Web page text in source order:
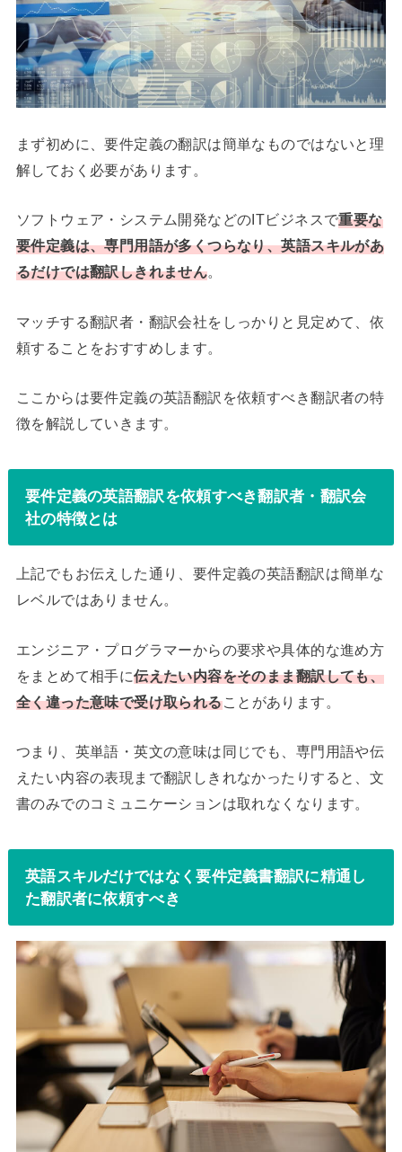
まず初めに、要件定義の翻訳は簡単なものではないと理
解しておく必要があります。
ソフトウェア・システム開発などのITビジネスで重要な
要件定義は、専門用語が多くつらなり、英語スキルがあ
るだけでは翻訳しきれません。
マッチする翻訳者・翻訳会社をしっかりと見定めて、依
頼することをおすすめします。
ここからは要件定義の英語翻訳を依頼すべき翻訳者の特
徴を解説していきます。
要件定義の英語翻訳を依頼すべき翻訳者・翻訳会
社の特徴とは
上記でもお伝えした通り、要件定義の英語翻訳は簡単な
レベルではありません。
エンジニア・プログラマーからの要求や具体的な進め方
をまとめて相手に伝えたい内容をそのまま翻訳しても、
全く違った意味で受け取られることがあります。
つまり、英単語・英文の意味は同じでも、専門用語や伝
えたい内容の表現まで翻訳しきれなかったりすると、文
書のみでのコミュニケーションは取れなくなります。
英語スキルだけではなく要件定義書翻訳に精通し
た翻訳者に依頼すべき